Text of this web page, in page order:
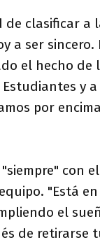
de clasificar a
a ser
el hecho de
y
por
con el
"Está
el
de retirarse